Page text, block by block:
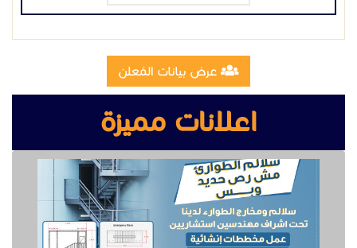
ارقام قهوجيات
ضيافة قهوة
مباشرين قهوة
صبابين قهوه
قهوجي وصبابين قهوة
قهوة الضيافة
مباشرات قهوه
تصنيع وتركيب سلالم مخارج طوارئ
تصنيع مقطوره قلص الشرقية